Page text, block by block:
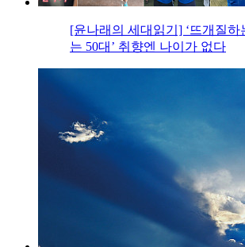
[윤나래의 세대읽기] ‘뜨개질하
는 50대’ 취향엔 나이가 없다